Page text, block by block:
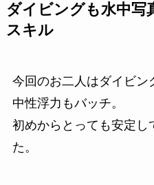
ダイビングも水中写
スキル
今回のお二人はダイビン
中性浮力もバッチ。
初めからとっても安定し
た。